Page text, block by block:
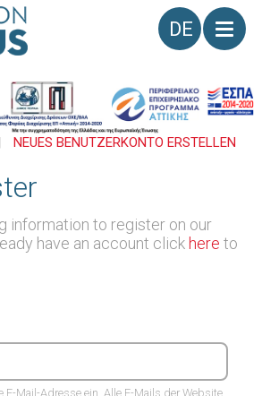
Sprache
NEUES BENUTZERKONTO ERSTELLEN
information to register on our
have an account click here to
E-Mail-Adresse ein. Alle E-Mails der Website